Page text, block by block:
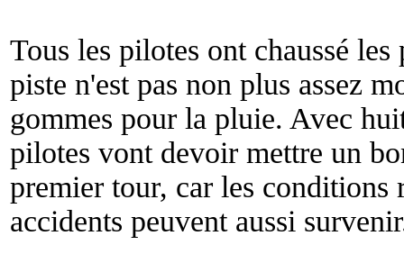
Tous les pilotes ont chaussé
piste n'est pas non plus assez
gommes pour la pluie. Avec
pilotes vont devoir mettre un
premier tour, car les conditions
accidents peuvent aussi